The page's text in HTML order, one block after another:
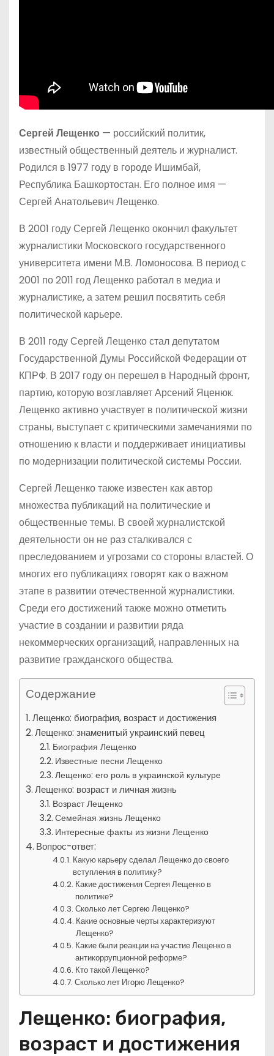
Сергей Лещенко — российский политик,
известный общественный деятель и журналист.
Родился в 1977 году в городе Ишимбай,
Республика Башкортостан. Его полное имя —
Сергей Анатольевич Лещенко.
В 2001 году Сергей Лещенко окончил факультет
журналистики Московского государственного
университета имени М.В. Ломоносова. В период с
2001 по 2011 год Лещенко работал в медиа и
журналистике, а затем решил посвятить себя
политической карьере.
В 2011 году Сергей Лещенко стал депутатом
Государственной Думы Российской Федерации от
КПРФ. В 2017 году он перешел в Народный фронт,
партию, которую возглавляет Арсений Яценюк.
Лещенко активно участвует в политической жизни
страны, выступает с критическими замечаниями по
отношению к власти и поддерживает инициативы
по модернизации политической системы России.
Сергей Лещенко также известен как автор
множества публикаций на политические и
общественные темы. В своей журналистской
деятельности он не раз сталкивался с
преследованием и угрозами со стороны властей. О
многих его публикациях говорят как о важном
этапе в развитии отечественной журналистики.
Среди его достижений также можно отметить
участие в создании и развитии ряда
некоммерческих организаций, направленных на
развитие гражданского общества.
Содержание
Лещенко: биография, возраст и достижения
Лещенко: знаменитый украинский певец
Биография Лещенко
Известные песни Лещенко
Лещенко: его роль в украинской культуре
Лещенко: возраст и личная жизнь
Возраст Лещенко
Семейная жизнь Лещенко
Интересные факты из жизни Лещенко
Вопрос-ответ:
Какую карьеру сделал Лещенко до своего
вступления в политику?
Какие достижения Сергея Лещенко в
политике?
Сколько лет Сергею Лещенко?
Какие основные черты характеризуют
Лещенко?
Какие были реакции на участие Лещенко в
антикоррупционной реформе?
Кто такой Лещенко?
Сколько лет Игорю Лещенко?
Лещенко: биография,
возраст и достижения